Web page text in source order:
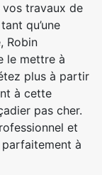
travaux de
qu’une
Robin
le mettre à
plus à partir
à cette
pas cher.
et
à